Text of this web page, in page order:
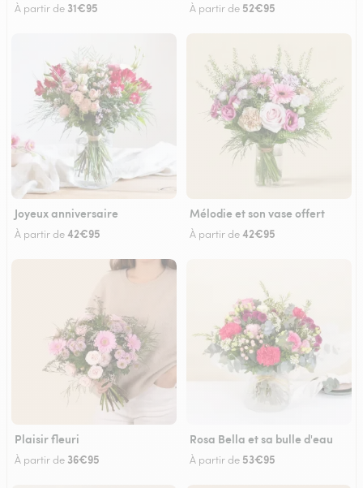
À partir de 31€95 À partir de 52€95
Joyeux anniversaire
À partir de42€95
Mélodie et son vase offert
À partir de42€95
Plaisir fleuri
À partir de 36€95
Rosa Bella et sa bulle d'eau
À partir de 53€95